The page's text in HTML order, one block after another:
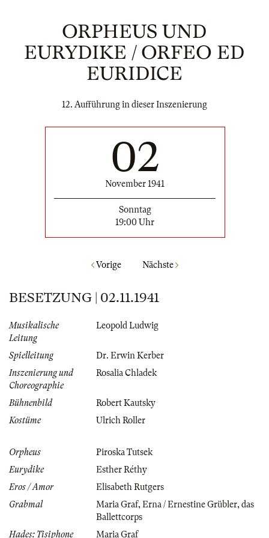
ORPHEUS UND
EURYDIKE / ORFEO ED
EURIDICE
12. Aufführung in dieser Inszenierung
02
November 1941
Sonntag
19:00 Uhr
Vorige Nächste
BESETZUNG | 02.11.1941
Musikalische
Leitung
Leopold Ludwig
Spielleitung
Dr. Erwin Kerber
Inszenierung und
Choreographie
Rosalia Chladek
Bühnenbild
Robert Kautsky
Kostüme
Ulrich Roller
Orpheus
Piroska Tutsek
Eurydike
Esther Réthy
Eros / Amor
Elisabeth Rutgers
Grabmal
Maria Graf,Erna / Ernestine Grübler,das
Ballettcorps
Hades: Tisiphone
Maria Graf